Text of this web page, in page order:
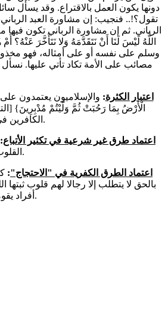
تقول؟!.. فنجيب: إن مشاورة العبد
الرباني. ثم إن مشاورة الرباني تكون فيها
اللَّهُ لَيْسَ لَنَا أَنْ نَتَقَدَّمَهُ وَلا نَتَأَخَّرَ
وسلم على نفسه أو على أمثاله، فهو
مصائب على الأمة تكاد تأتي عليها.
اعتبار الكثرة: والإسلاميون يعتمدون
الكافرين في المعايير، فإن الهزيمة تكون أقرب إليهم من النصر. ولا ينفعهم إسلام ظاهري يتلبسون به، إن كان لا يباشر قلوبهم.
اعتماد طرق غير شرعية في تكثير الأتباع:
القلوب وهو في غنى بربه عن أصحابها، يفعل ذلك رحمة بهم؛ وأما هؤلاء فإنهم يفعلون ذلك من افتقارهم إلى الأنصار.
اعتماد الطرق الكفرية في "الاحتجاج":
بالحق لا يتطلب إلا رجالا لهم قلوب
أفراد يقومون به على التحقيق. ولسنا نتكلم هنا عن أولئك الذين تقتنصهم المخابرات بعد الفعل، لذا فلا حاجة بنا إلى تفصيل.